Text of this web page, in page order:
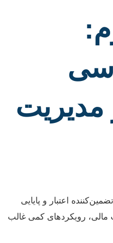
مدیریت
اعتبار و پایایی
رویکردهای کمی غالب